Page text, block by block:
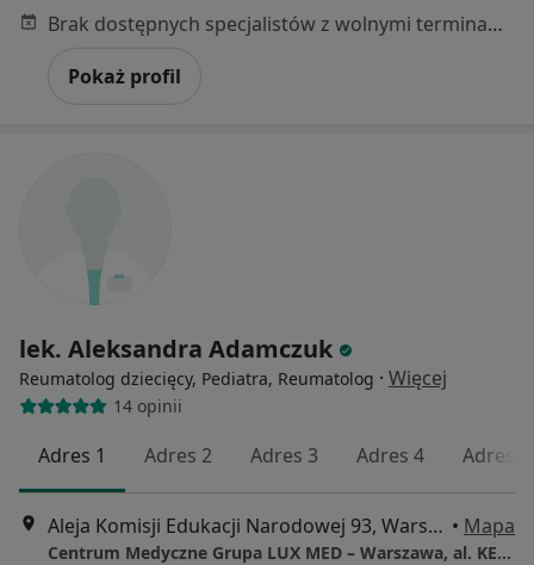
Brak dostępnych specjalistów z wolnymi terminami w tym centrum medycznym.
Pokaż profil
lek. Aleksandra Adamczuk
Reumatolog dziecięcy, Pediatra, Reumatolog · Więcej
14 opinii
Adres 1 Adres 2 Adres 3 Adres 4 Adres 5
Aleja Komisji Edukacji Narodowej 93, Warszawa • Mapa
Centrum Medyczne Grupa LUX MED – Warszawa, al. KEN 93